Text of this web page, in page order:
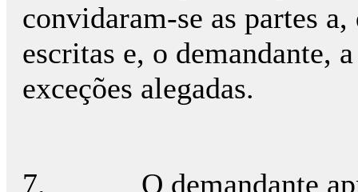
convidaram-se as partes
escritas e, o demandante,
exceções alegadas.
7. O demandante